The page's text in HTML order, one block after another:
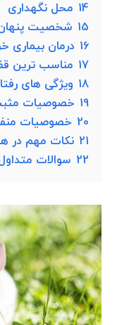
14 محل نگهداری
15 شخصیت
16 درمان بیماری
17 مناسب ترین
18 ویژگی های
19 خصوصیات
20 خصوصیات
21 نکات مهم در
22 سوالات